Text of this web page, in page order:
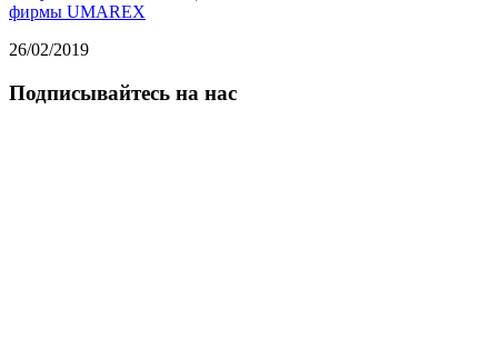
фирмы UMAREX
26/02/2019
Подписывайтесь на нас